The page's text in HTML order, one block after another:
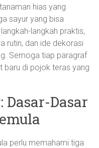
hias yang
sayur yang bisa
langkah praktis,
rutin, dan ide dekorasi
Semoga tiap paragraf
baru di pojok teras yang
Dasar
perlu memahami tiga